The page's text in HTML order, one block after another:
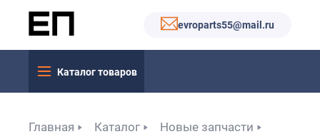
evroparts55@mail.ru
Каталог товаров
Главная Каталог
Новые запчасти